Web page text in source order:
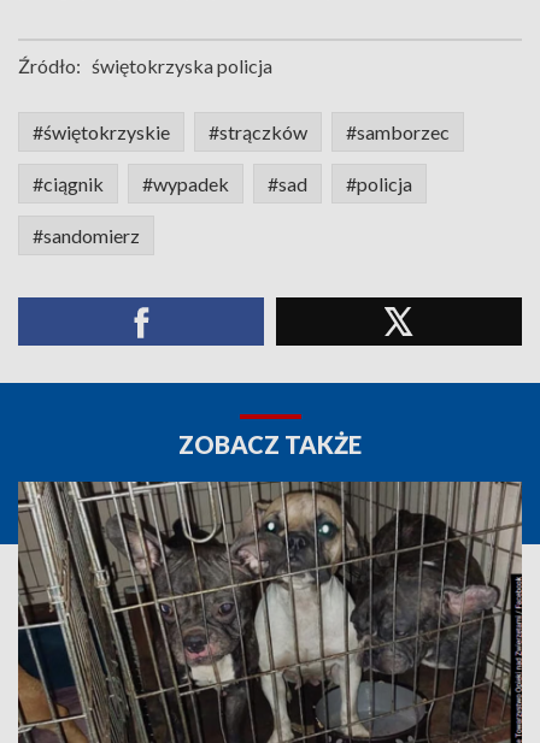
Źródło: świętokrzyska policja
#świętokrzyskie #strączków #samborzec
#ciągnik #wypadek #sad #policja
#sandomierz
ZOBACZ TAKŻE